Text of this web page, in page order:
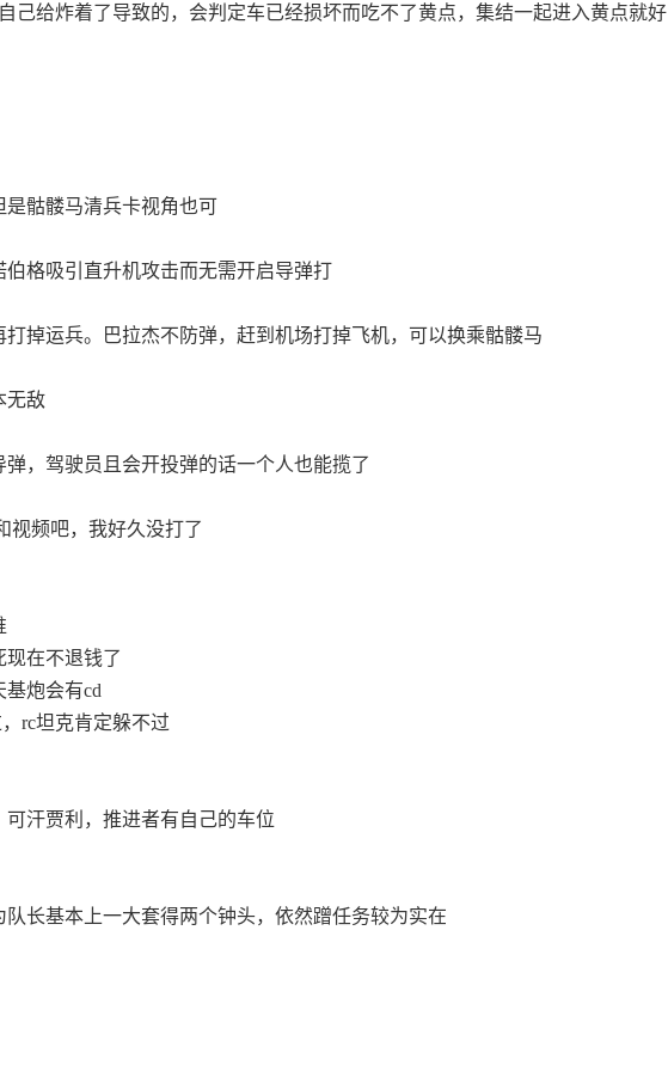
己给炸着了导致的，会判定车已经损坏而吃不了黄点，集结一起进入黄点就好
骷髅马清兵卡视角也可
格吸引直升机攻击而无需开启导弹打
掉运兵。巴拉杰不防弹，赶到机场打掉飞机，可以换乘骷髅马
无敌
，驾驶员且会开投弹的话一个人也能揽了
频吧，我好久没打了
现在不退钱了
基炮会有cd
rc坦克肯定躲不过
汗贾利，推进者有自己的车位
长基本上一大套得两个钟头，依然蹭任务较为实在